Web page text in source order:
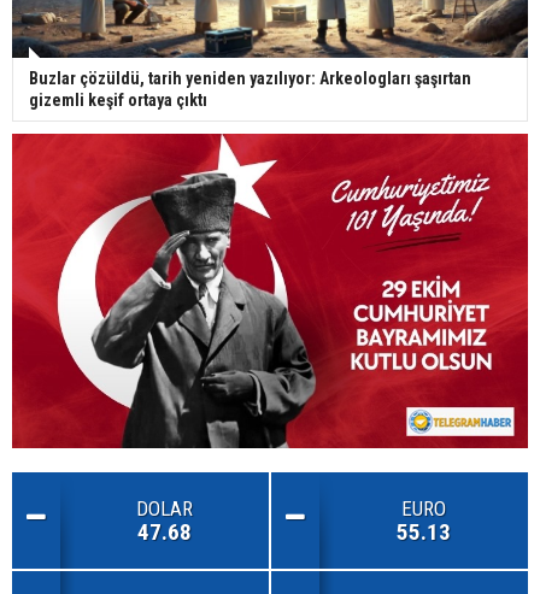
Buzlar çözüldü, tarih yeniden yazılıyor: Arkeologları şaşırtan
gizemli keşif ortaya çıktı
DOLAR
47.68
EURO
55.13